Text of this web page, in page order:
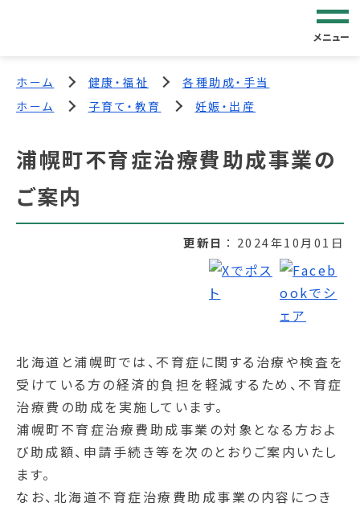
メニュー
ホーム 健康・福祉
各種助成・手当
ホーム
子育て・教育 妊娠・出産
浦幌町不育症治療費助成事業の
ご案内
更新日 2024年10月01日
北海道と浦幌町では、不育症に関する治療や検査を
受けている方の経済的負担を軽減するため、不育症
治療費の助成を実施しています。
浦幌町不育症治療費助成事業の対象となる方およ
び助成額、申請手続き等を次のとおりご案内いたし
ます。
なお、北海道不育症治療費助成事業の内容につき